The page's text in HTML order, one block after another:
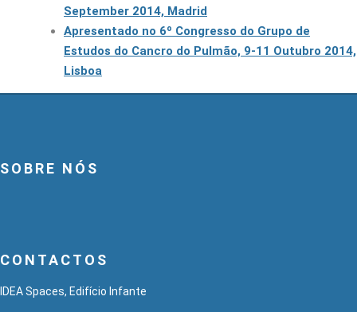
September 2014, Madrid
Apresentado no 6º Congresso do Grupo de
Estudos do Cancro do Pulmão, 9-11 Outubro 2014,
Lisboa
SOBRE NÓS
CONTACTOS
IDEA Spaces, Edifício Infante